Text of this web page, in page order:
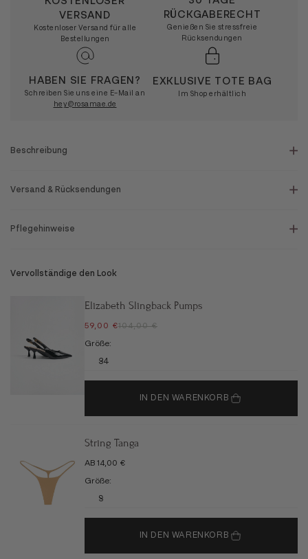
VERSAND
Kostenloser Versand für alle
Bestellungen
RÜCKGABERECHT
Genießen Sie stressfreie
Rücksendungen
HABEN SIE FRAGEN?
Schreiben Sie uns eine E-Mail an
hey@rosamae.de
EXKLUSIVE TOTE BAG
Im Shop erhältlich
Beschreibung
Versand & Rücksendungen
Pflegehinweise
Vervollständige den Look
Elizabeth Slingback Pumps
ANGEBOT
59,00 €REGULÄRER PREIS
104,00 €
Größe:
34
IN DEN WARENKORB
String Tanga
ANGEBOT
AB 14,00 €
Größe:
S
IN DEN WARENKORB